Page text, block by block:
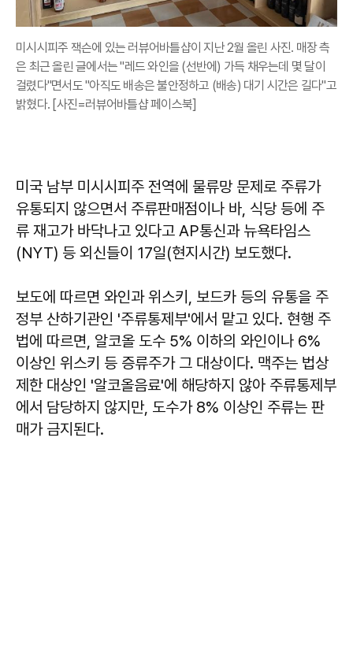
미시시피주 잭슨에 있는 러뷰어바틀샵이 지난 2월 올린 사진. 매장 측
은 최근 올린 글에서는 "레드 와인을 (선반에) 가득 채우는데 몇 달이
걸렸다"면서도 "아직도 배송은 불안정하고 (배송) 대기 시간은 길다"고
밝혔다. [사진=러뷰어바틀샵 페이스북]
미국 남부 미시시피주 전역에 물류망 문제로 주류가
유통되지 않으면서 주류판매점이나 바, 식당 등에 주
류 재고가 바닥나고 있다고 AP통신과 뉴욕타임스
(NYT) 등 외신들이 17일(현지시간) 보도했다.
보도에 따르면 와인과 위스키, 보드카 등의 유통을 주
정부 산하기관인 '주류통제부'에서 맡고 있다. 현행 주
법에 따르면, 알코올 도수 5% 이하의 와인이나 6%
이상인 위스키 등 증류주가 그 대상이다. 맥주는 법상
제한 대상인 '알코올음료'에 해당하지 않아 주류통제부
에서 담당하지 않지만, 도수가 8% 이상인 주류는 판
매가 금지된다.